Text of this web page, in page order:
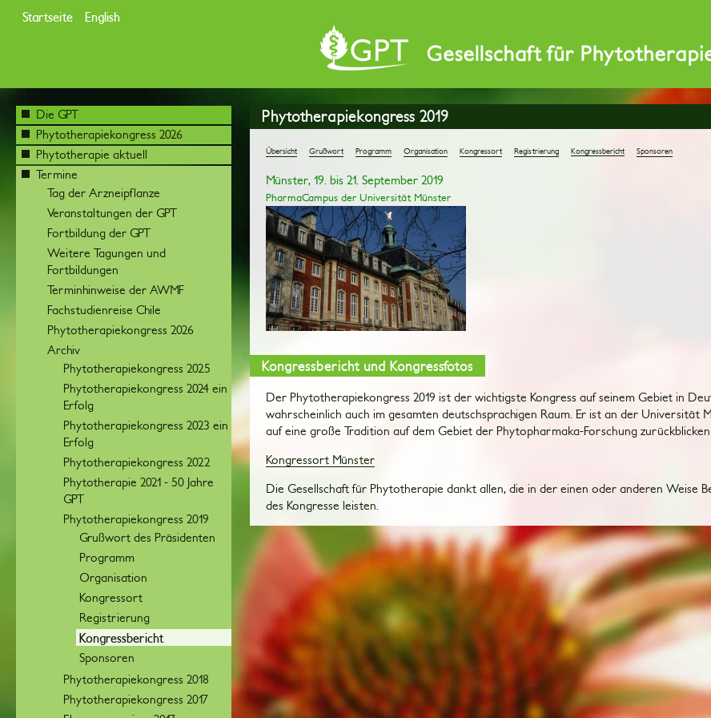
Startseite English
Die GPT
Phytotherapiekongress 2026
Phytotherapie aktuell
Termine
Tag der Arzneipflanze
Veranstaltungen der GPT
Fortbildung der GPT
Weitere Tagungen und
Fortbildungen
Terminhinweise der AWMF
Fachstudienreise Chile
Phytotherapiekongress 2026
Archiv
Phytotherapiekongress 2025
Phytotherapiekongress 2024 ein
Erfolg
Phytotherapiekongress 2023 ein
Erfolg
Phytotherapiekongress 2022
Phytotherapie 2021 - 50 Jahre
GPT
Phytotherapiekongress 2019
Grußwort des Präsidenten
Programm
Organisation
Kongressort
Registrierung
Kongressbericht
Sponsoren
Phytotherapiekongress 2018
Phytotherapiekongress 2017
Phytotherapiekongress 2019
Übersicht Grußwort Programm Organisation Kongressort Registrierung Kongressbericht Sponsoren
Münster, 19. bis 21. September 2019
PharmaCampus der Universität Münster
Kongressbericht und Kongressfotos
Der Phytotherapiekongress 2019 ist der wichtigste Kongress auf seinem Gebiet in
wahrscheinlich auch im gesamten deutschsprachigen Raum. Er ist an der Universität
auf eine große Tradition auf dem Gebiet der Phytopharmaka-Forschung zurückblicken
Kongressort Münster
Die Gesellschaft für Phytotherapie dankt allen, die in der einen oder anderen Weise
des Kongresse leisten.